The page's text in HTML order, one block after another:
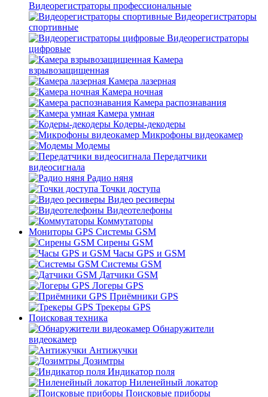
Видеорегистраторы профессиональные
Видеорегистраторы
спортивные
Видеорегистраторы
цифровые
Камера
взрывозащищенная
Камера лазерная
Камера ночная
Камера распознавания
Камера умная
Кодеры-декодеры
Микрофоны видеокамер
Модемы
Передатчики
видеосигнала
Радио няня
Точки доступа
Видео ресиверы
Видеотелефоны
Коммутаторы
Мониторы GPS Системы GSM
Сирены GSM
Часы GPS и GSM
Системы GSM
Датчики GSM
Логеры GPS
Приёмники GPS
Трекеры GPS
Поисковая техника
Обнаружители
видеокамер
Антижучки
Дозимтры
Индикатор поля
Ниленейный локатор
Поисковые приборы